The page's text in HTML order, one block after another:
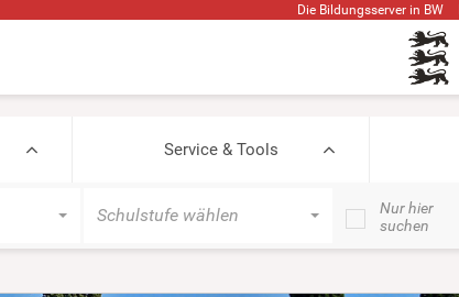
Die Bildungsserver in BW
Service & Tools
Schulstufe wählen
Nur hier
suchen